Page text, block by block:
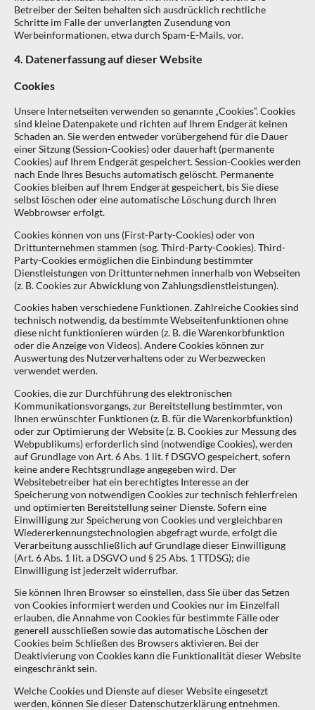
Betreiber der Seiten behalten sich ausdrücklich rechtliche
Schritte im Falle der unverlangten Zusendung von
Werbeinformationen, etwa durch Spam-E-Mails, vor.
4. Datenerfassung auf dieser Website
Cookies
Unsere Internetseiten verwenden so genannte „Cookies“. Cookies
sind kleine Datenpakete und richten auf Ihrem Endgerät keinen
Schaden an. Sie werden entweder vorübergehend für die Dauer
einer Sitzung (Session-Cookies) oder dauerhaft (permanente
Cookies) auf Ihrem Endgerät gespeichert. Session-Cookies werden
nach Ende Ihres Besuchs automatisch gelöscht. Permanente
Cookies bleiben auf Ihrem Endgerät gespeichert, bis Sie diese
selbst löschen oder eine automatische Löschung durch Ihren
Webbrowser erfolgt.
Cookies können von uns (First-Party-Cookies) oder von
Drittunternehmen stammen (sog. Third-Party-Cookies). Third-
Party-Cookies ermöglichen die Einbindung bestimmter
Dienstleistungen von Drittunternehmen innerhalb von Webseiten
(z. B. Cookies zur Abwicklung von Zahlungsdienstleistungen).
Cookies haben verschiedene Funktionen. Zahlreiche Cookies sind
technisch notwendig, da bestimmte Webseitenfunktionen ohne
diese nicht funktionieren würden (z. B. die Warenkorbfunktion
oder die Anzeige von Videos). Andere Cookies können zur
Auswertung des Nutzerverhaltens oder zu Werbezwecken
verwendet werden.
Cookies, die zur Durchführung des elektronischen
Kommunikationsvorgangs, zur Bereitstellung bestimmter, von
Ihnen erwünschter Funktionen (z. B. für die Warenkorbfunktion)
oder zur Optimierung der Website (z. B. Cookies zur Messung des
Webpublikums) erforderlich sind (notwendige Cookies), werden
auf Grundlage von Art. 6 Abs. 1 lit. f DSGVO gespeichert, sofern
keine andere Rechtsgrundlage angegeben wird. Der
Websitebetreiber hat ein berechtigtes Interesse an der
Speicherung von notwendigen Cookies zur technisch fehlerfreien
und optimierten Bereitstellung seiner Dienste. Sofern eine
Einwilligung zur Speicherung von Cookies und vergleichbaren
Wiedererkennungstechnologien abgefragt wurde, erfolgt die
Verarbeitung ausschließlich auf Grundlage dieser Einwilligung
(Art. 6 Abs. 1 lit. a DSGVO und § 25 Abs. 1 TTDSG); die
Einwilligung ist jederzeit widerrufbar.
Sie können Ihren Browser so einstellen, dass Sie über das Setzen
von Cookies informiert werden und Cookies nur im Einzelfall
erlauben, die Annahme von Cookies für bestimmte Fälle oder
generell ausschließen sowie das automatische Löschen der
Cookies beim Schließen des Browsers aktivieren. Bei der
Deaktivierung von Cookies kann die Funktionalität dieser Website
eingeschränkt sein.
Welche Cookies und Dienste auf dieser Website eingesetzt
werden, können Sie dieser Datenschutzerklärung entnehmen.